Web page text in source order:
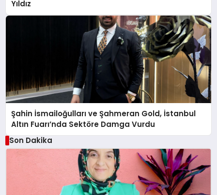
Yıldız
Şahin İsmailoğulları ve Şahmeran Gold, İstanbul
Altın Fuarı’nda Sektöre Damga Vurdu
Son Dakika